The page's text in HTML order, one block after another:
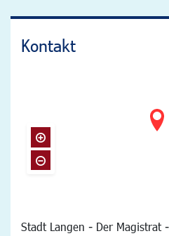
Kontakt
Stadt Langen - Der Magistrat